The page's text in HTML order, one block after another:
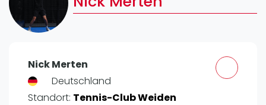
Veranstaltungen
Turniere
Playtomic
Ranking
Nick Merten
Deutschland
Standort: Tennis-Club Weiden